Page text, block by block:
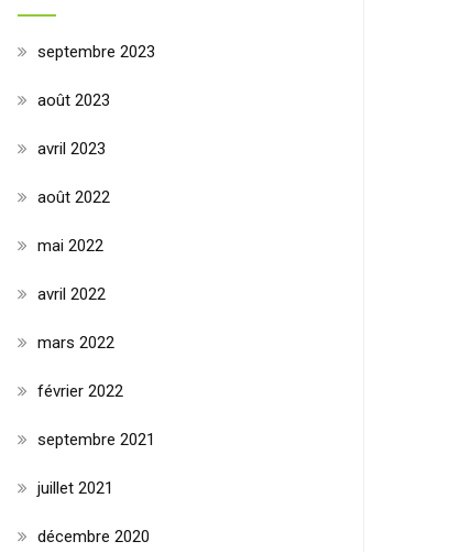
septembre 2023
août 2023
avril 2023
août 2022
mai 2022
avril 2022
mars 2022
février 2022
septembre 2021
juillet 2021
décembre 2020